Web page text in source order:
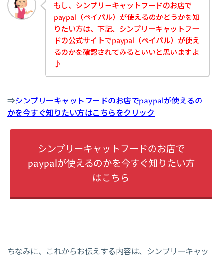
もし、シンプリーキャットフードのお店で
paypal（ペイパル）が使えるのかどうかを知
りたい方は、下記、シンプリーキャットフー
ドの公式サイトでpaypal（ペイパル）が使え
るのかを確認されてみるといいと思いますよ
♪
⇒シンプリーキャットフードのお店でpaypalが使えるの
かを今すぐ知りたい方はこちらをクリック
シンプリーキャットフードのお店で
paypalが使えるのかを今すぐ知りたい方
はこちら
ちなみに、これからお伝えする内容は、シンプリーキャッ